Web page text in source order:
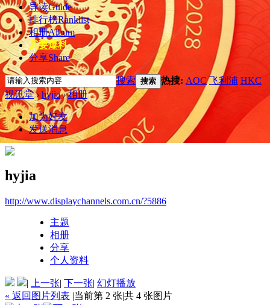
导读Guide
排行榜Ranklist
相册Album
我要爆料
分享Share
搜索 搜索 热搜: AOC 飞利浦 HKC
视讯堂 › hyjia › 相册
加为好友
发送消息
hyjia
http://www.displaychannels.com.cn/?5886
主题
相册
分享
个人资料
| 上一张| 下一张| 幻灯播放
« 返回图片列表 |当前第 2 张|共 4 张图片